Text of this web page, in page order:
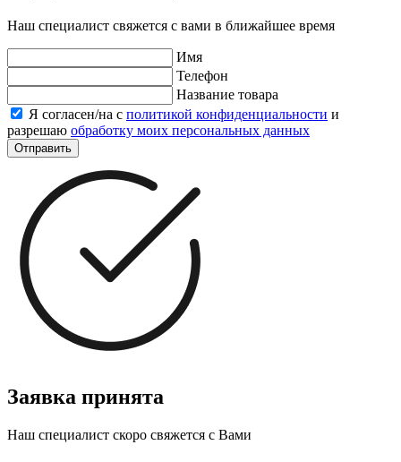
Наш специалист свяжется с вами в ближайшее время
Имя
Телефон
Название товара
Я согласен/на с политикой конфиденциальности и
разрешаю обработку моих персональных данных
Отправить
Заявка принята
Наш специалист скоро свяжется с Вами